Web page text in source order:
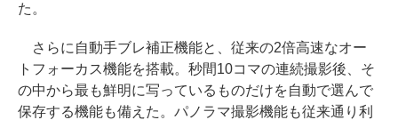
た。
さらに自動手ブレ補正機能と、従来の2倍高速なオー
トフォーカス機能を搭載。秒間10コマの連続撮影後、そ
の中から最も鮮明に写っているものだけを自動で選んで
保存する機能も備えた。パノラマ撮影機能も従来通り利